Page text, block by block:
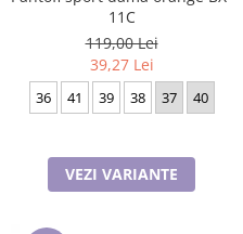
11C
119,00 Lei
39,27 Lei
36 41 39 38 37 40
VEZI VARIANTE